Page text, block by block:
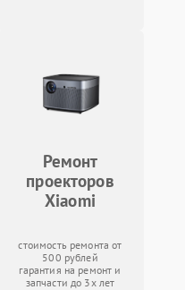
Ремонт
проекторов
Xiaomi
стоимость ремонта от
500 рублей
гарантия на ремонт и
запчасти до 3х лет